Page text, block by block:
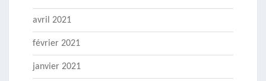
avril 2021
février 2021
janvier 2021